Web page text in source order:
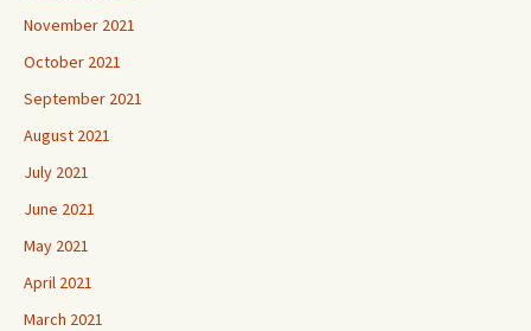
November 2021
October 2021
September 2021
August 2021
July 2021
June 2021
May 2021
April 2021
March 2021